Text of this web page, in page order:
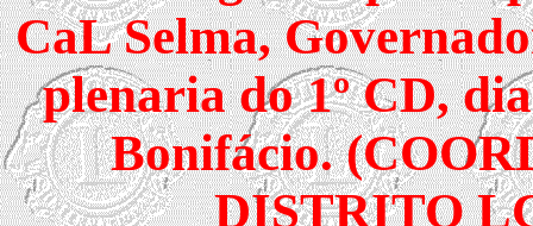
CaL Selma,
plenaria do 1º CD,
Bonifácio.
DISTRITO